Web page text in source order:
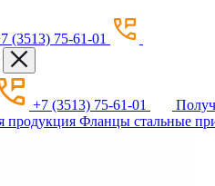
(3513) 75-61-01
+7 (3513) 75-61-01
продукция Фланцы стальные